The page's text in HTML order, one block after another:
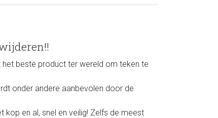
beste product ter wereld om teken te
onder andere aanbevolen door de
en al, snel en veilig! Zelfs de meest